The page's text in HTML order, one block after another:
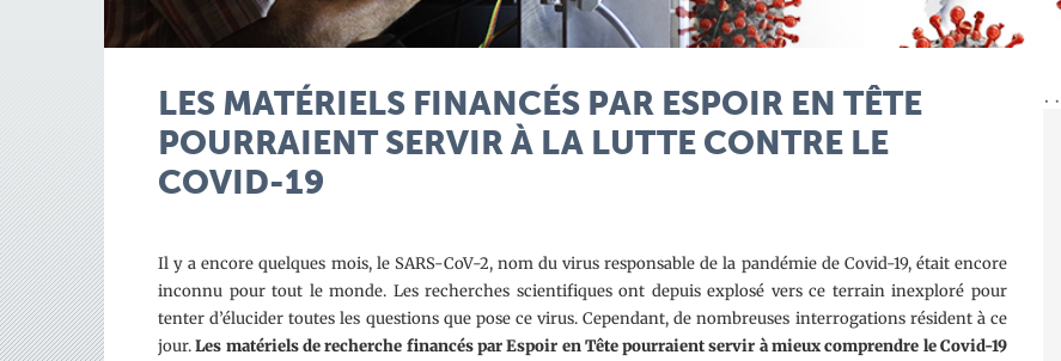
LES MATÉRIELS FINANCÉS PAR ESPOIR EN TÊTE
POURRAIENT SERVIR À LA LUTTE CONTRE LE
COVID-19
Il y a encore quelques mois, le SARS-CoV-2, nom du virus responsable de la pandémie de Covid-19, était encore
inconnu pour tout le monde. Les recherches scientifiques ont depuis explosé vers ce terrain inexploré pour
tenter d’élucider toutes les questions que pose ce virus. Cependant, de nombreuses interrogations résident à ce
jour.Les matériels de recherche financés par Espoir en Tête pourraient servir à mieux comprendre le Covid-19